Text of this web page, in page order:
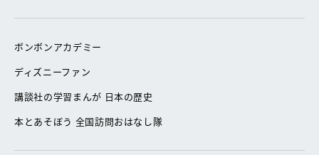
ボンボンアカデミー
ディズニーファン
講談社の学習まんが 日本の歴史
本とあそぼう 全国訪問おはなし隊